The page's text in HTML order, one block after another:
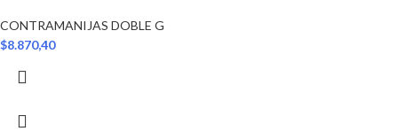
CONTRAMANIJAS DOBLE G
$8.870,40